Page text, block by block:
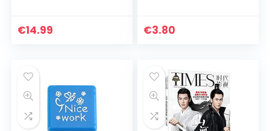
voor Leraar
€14.99 €3.80